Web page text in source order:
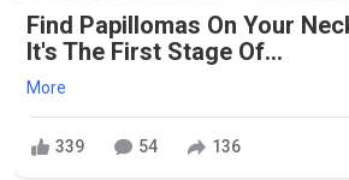
Find Papillomas On Your
It's The First Stage Of...
More
339 54 136